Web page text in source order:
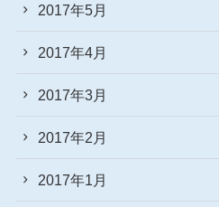
2017年5月
2017年4月
2017年3月
2017年2月
2017年1月